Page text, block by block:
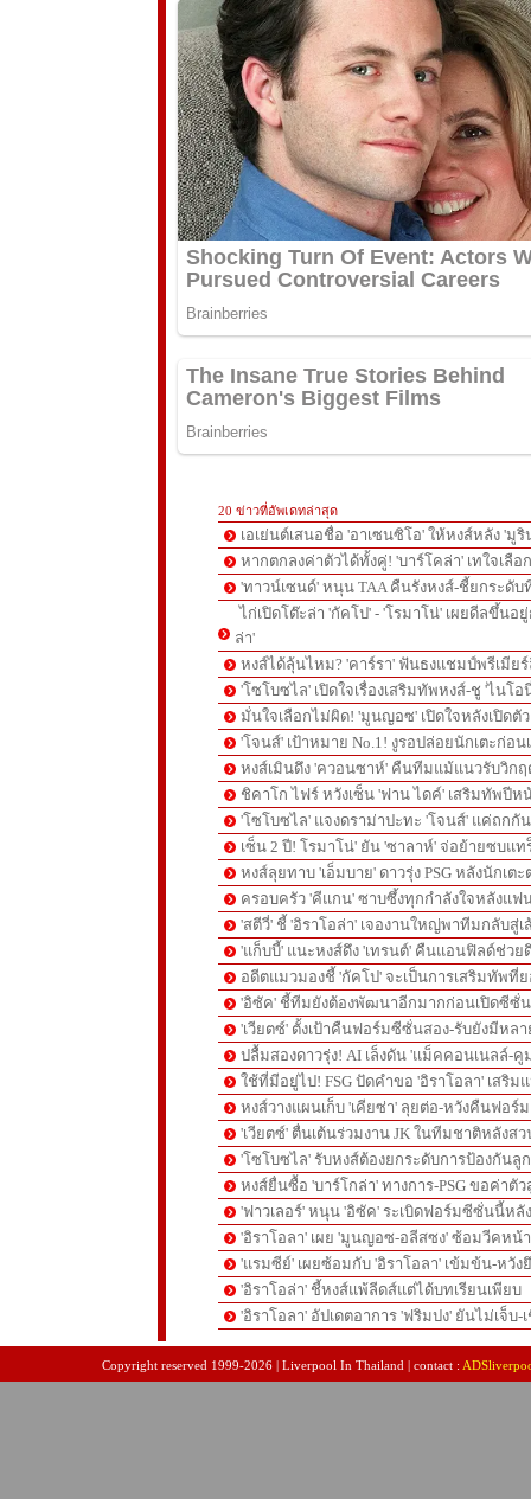
20 ข่าวที่อัพเดทล่าสุด
เอเย่นต์เสนอชื่อ 'อาเซนซิโอ' ให้หงส์หลัง 'มู
หากตกลงค่าตัวได้ทั้งคู่! 'บาร์โคล่า' เทใจเลือ
'ทาวน์เซนด์' หนุน TAA คืนรังหงส์-ชี้ยกระดั
ไก่เปิดโต๊ะล่า 'กัคโป' - 'โรมาโน่' เผยดีลขึ้นอ
ล่า'
หงส์ได้ลุ้นไหม? 'คาร์รา' ฟันธงแชมป์พรีเมีย
'โซโบซไล' เปิดใจเรื่องเสริมทัพหงส์-ชู 'ไนโ
มั่นใจเลือกไม่ผิด! 'มูนญอซ' เปิดใจหลังเปิดตั
'โจนส์' เป้าหมาย No.1! งูรอปล่อยนักเตะก่อ
หงส์เมินดึง 'ควอนซาห์' คืนทีมแม้แนวรับวิก
ชิคาโก ไฟร์ หวังเซ็น 'ฟาน ไดค์' เสริมทัพปีห
'โซโบซไล' แจงดราม่าปะทะ 'โจนส์' แค่ถกกั
เซ็น 2 ปี! โรมาโน่' ยัน 'ซาลาห์' จ่อย้ายซบแ
หงส์ลุยทาบ 'เอ็มบาย' ดาวรุ่ง PSG หลังนักเต
ครอบครัว 'คีแกน' ซาบซึ้งทุกกำลังใจหลังแฟ
'สตีวี่' ชี้ 'อิราโอล่า' เจองานใหญ่พาทีมกลับสู่
'แก็บบี้' แนะหงส์ดึง 'เทรนต์' คืนแอนฟิลด์ช่วย
อดีตแมวมองชี้ 'กัคโป' จะเป็นการเสริมทัพที่
'อิซัค' ชี้ทีมยังต้องพัฒนาอีกมากก่อนเปิดซีซั่
'เวียตซ์' ตั้งเป้าคืนฟอร์มซีซั่นสอง-รับยังมีหล
ปลื้มสองดาวรุ่ง! AI เล็งดัน 'แม็คคอนเนลล์-
ใช้ที่มีอยู่ไป! FSG ปัดคำขอ 'อิราโอลา' เสริม
หงส์วางแผนเก็บ 'เคียซ่า' ลุยต่อ-หวังคืนฟอร์
'เวียตซ์' ตื่นเต้นร่วมงาน JK ในทีมชาติหลังส
'โซโบซไล' รับหงส์ต้องยกระดับการป้องกันลูก
หงส์ยื่นซื้อ 'บาร์โกล่า' ทางการ-PSG ขอค่าตัว
'ฟาวเลอร์' หนุน 'อิซัค' ระเบิดฟอร์มซีซั่นนี้หลั
'อิราโอลา' เผย 'มูนญอซ-อลีสซง' ซ้อมวีคหน้
'แรมซีย์' เผยซ้อมกับ 'อิราโอลา' เข้มข้น-หวั
'อิราโอล่า' ชี้หงส์แพ้ลีดส์แต่ได้บทเรียนเพียบ
'อิราโอลา' อัปเดตอาการ 'ฟริมปง' ยันไม่เจ็บ-
Copyright reserved 1999-2026 | Liverpool In Thailand | contact :